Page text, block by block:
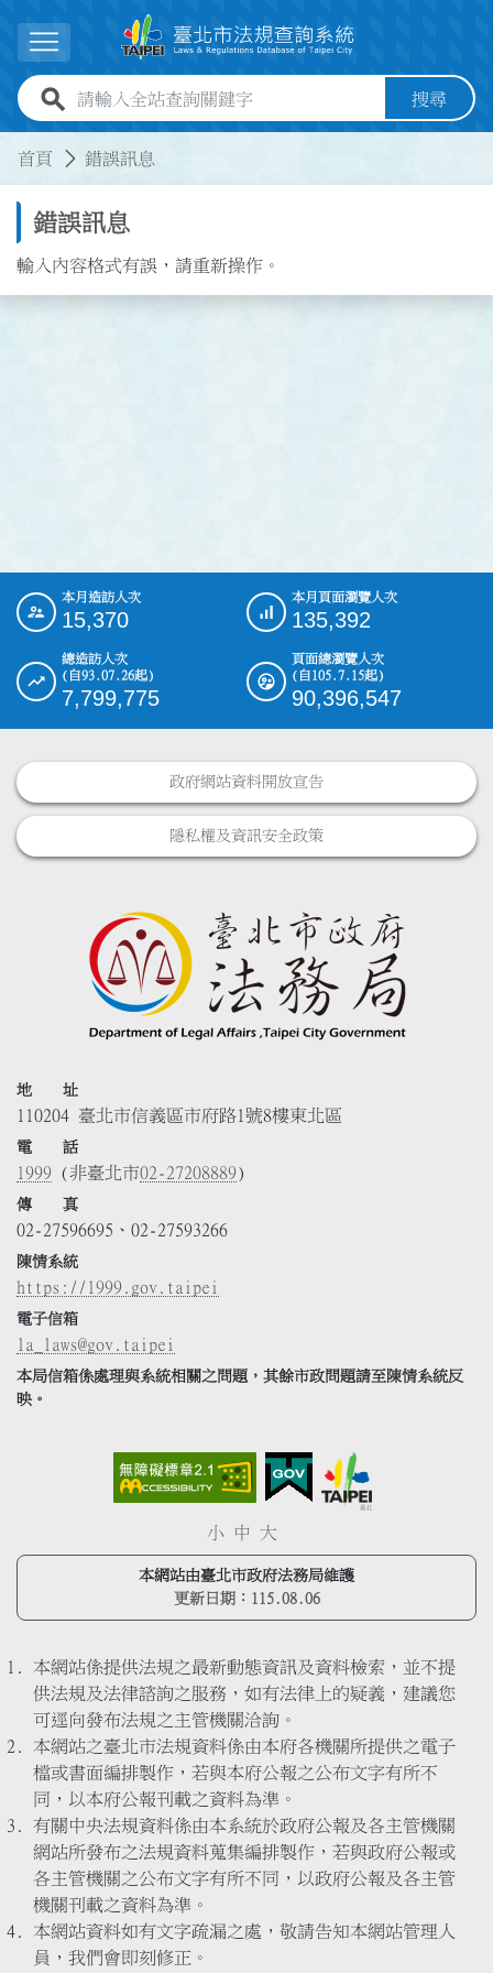
展開選單
全站查詢關鍵字欄位 搜尋
首頁 錯誤訊息
錯誤訊息
輸入內容格式有誤，請重新操作。
::: 本月造訪人次
15,370
本月頁面瀏覽人次
135,392
總造訪人次
(自93.07.26起)
7,799,775
頁面總瀏覽人次
(自105.7.15起)
90,396,547
政府網站資料開放宣告
隱私權及資訊安全政策
地 址
110204 臺北市信義區市府路1號8樓東北區
電 話
1999 (非臺北市02-27208889)
傳 真
02-27596695、02-27593266
陳情系統
https://1999.gov.taipei
電子信箱
la_laws@gov.taipei
本局信箱係處理與系統相關之問題，其餘市政問題請至陳情系統反
映。
小 中 大
本網站由臺北市政府法務局維護
更新日期： 115.08.06
本網站係提供法規之最新動態資訊及資料檢索，並不提
供法規及法律諮詢之服務，如有法律上的疑義，建議您
可逕向發布法規之主管機關洽詢。
本網站之臺北市法規資料係由本府各機關所提供之電子
檔或書面編排製作，若與本府公報之公布文字有所不
同，以本府公報刊載之資料為準。
有關中央法規資料係由本系統於政府公報及各主管機關
網站所發布之法規資料蒐集編排製作，若與政府公報或
各主管機關之公布文字有所不同，以政府公報及各主管
機關刊載之資料為準。
本網站資料如有文字疏漏之處，敬請告知本網站管理人
員，我們會即刻修正。